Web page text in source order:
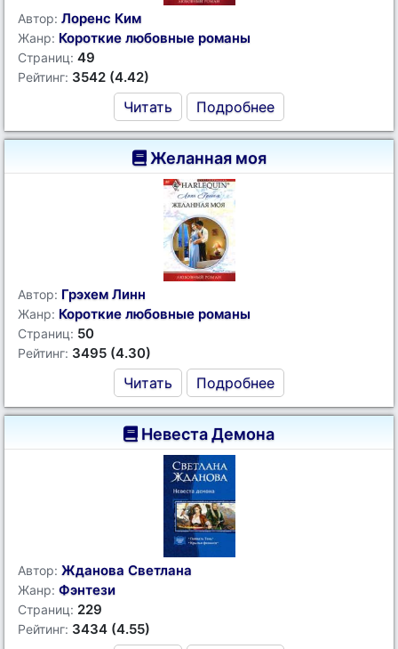
Автор: Лоренс Ким
Жанр: Короткие любовные романы
Страниц: 49
Рейтинг: 3542 (4.42)
Читать Подробнее
Желанная моя
Автор: Грэхем Линн
Жанр: Короткие любовные романы
Страниц: 50
Рейтинг: 3495 (4.30)
Читать Подробнее
Невеста Демона
Автор: Жданова Светлана
Жанр: Фэнтези
Страниц: 229
Рейтинг: 3434 (4.55)